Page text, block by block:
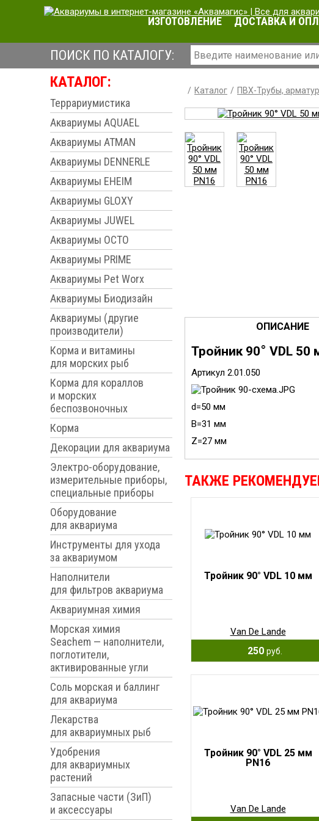
ИЗГОТОВЛЕНИЕ ДОСТАВКА И
ПОИСК ПО КАТАЛОГУ:
КАТАЛОГ:
Террариумистика
Аквариумы AQUAEL
Аквариумы ATMAN
Аквариумы DENNERLE
Аквариумы EHEIM
Аквариумы GLOXY
Аквариумы JUWEL
Аквариумы OCTO
Аквариумы PRIME
Аквариумы Pet Worx
Аквариумы Биодизайн
Аквариумы (другие
производители)
Корма и витамины
для морских рыб
Корма для кораллов
и морских
беспозвоночных
Корма
Декорации для аквариума
Электро-оборудование,
измерительные приборы,
специальные приборы
Оборудование
для аквариума
Инструменты для ухода
за аквариумом
Наполнители
для фильтров аквариума
Аквариумная химия
Морская химия
Seachem — наполнители,
поглотители,
активированные угли
Соль морская и баллинг
для аквариума
Лекарства
для аквариумных рыб
Удобрения
для аквариумных
растений
Запасные части (ЗиП)
и аксессуары
Каталог ПВХ-Трубы,
ОПИСАНИЕ
Тройник 90° VDL 50
Артикул 2.01.050
d=50 мм
В=31 мм
Z=27 мм
ТАКЖЕ
Тройник 90° VDL 10 мм
Van De Lande
250 руб.
Тройник 90° VDL 25 мм
PN16
Van De Lande